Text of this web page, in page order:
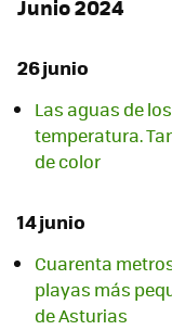
Junio 2024
26 junio
Las aguas de
temperatura.
de color
14 junio
Cuarenta
playas más
de Asturias